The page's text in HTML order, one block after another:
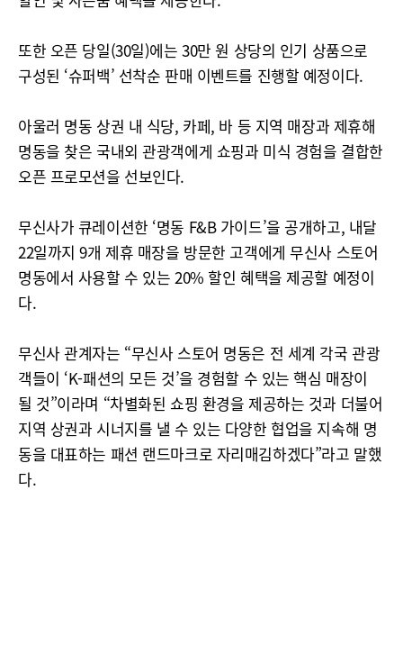
또한 오픈 당일(30일)에는 30만 원 상당의 인기 상품으로
구성된 ‘슈퍼백’ 선착순 판매 이벤트를 진행할 예정이다.
아울러 명동 상권 내 식당, 카페, 바 등 지역 매장과 제휴해
명동을 찾은 국내외 관광객에게 쇼핑과 미식 경험을 결합한
오픈 프로모션을 선보인다.
무신사가 큐레이션한 ‘명동 F&B 가이드’을 공개하고, 내달
22일까지 9개 제휴 매장을 방문한 고객에게 무신사 스토어
명동에서 사용할 수 있는 20% 할인 혜택을 제공할 예정이
다.
무신사 관계자는 “무신사 스토어 명동은 전 세계 각국 관광
객들이 ‘K-패션의 모든 것’을 경험할 수 있는 핵심 매장이
될 것”이라며 “차별화된 쇼핑 환경을 제공하는 것과 더불어
지역 상권과 시너지를 낼 수 있는 다양한 협업을 지속해 명
동을 대표하는 패션 랜드마크로 자리매김하겠다”라고 말했
다.